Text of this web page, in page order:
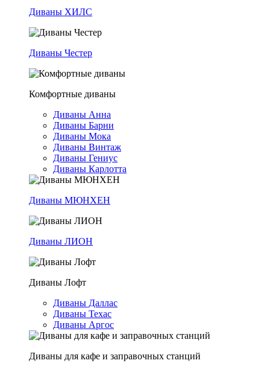
Диваны ХИЛС
Диваны Честер
Комфортные диваны
Диваны Анна
Диваны Барни
Диваны Мока
Диваны Винтаж
Диваны Гениус
Диваны Карлотта
Диваны МЮНХЕН
Диваны ЛИОН
Диваны Лофт
Диваны Даллас
Диваны Техас
Диваны Аргос
Диваны для кафе и заправочных станций